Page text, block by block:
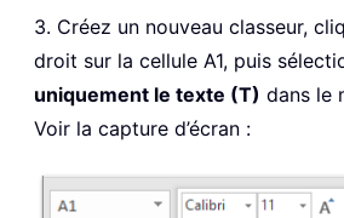
3. Créez un nouveau classeur,
droit sur la cellule A1, puis
uniquement le texte (T) dans le
Voir la capture d’écran :